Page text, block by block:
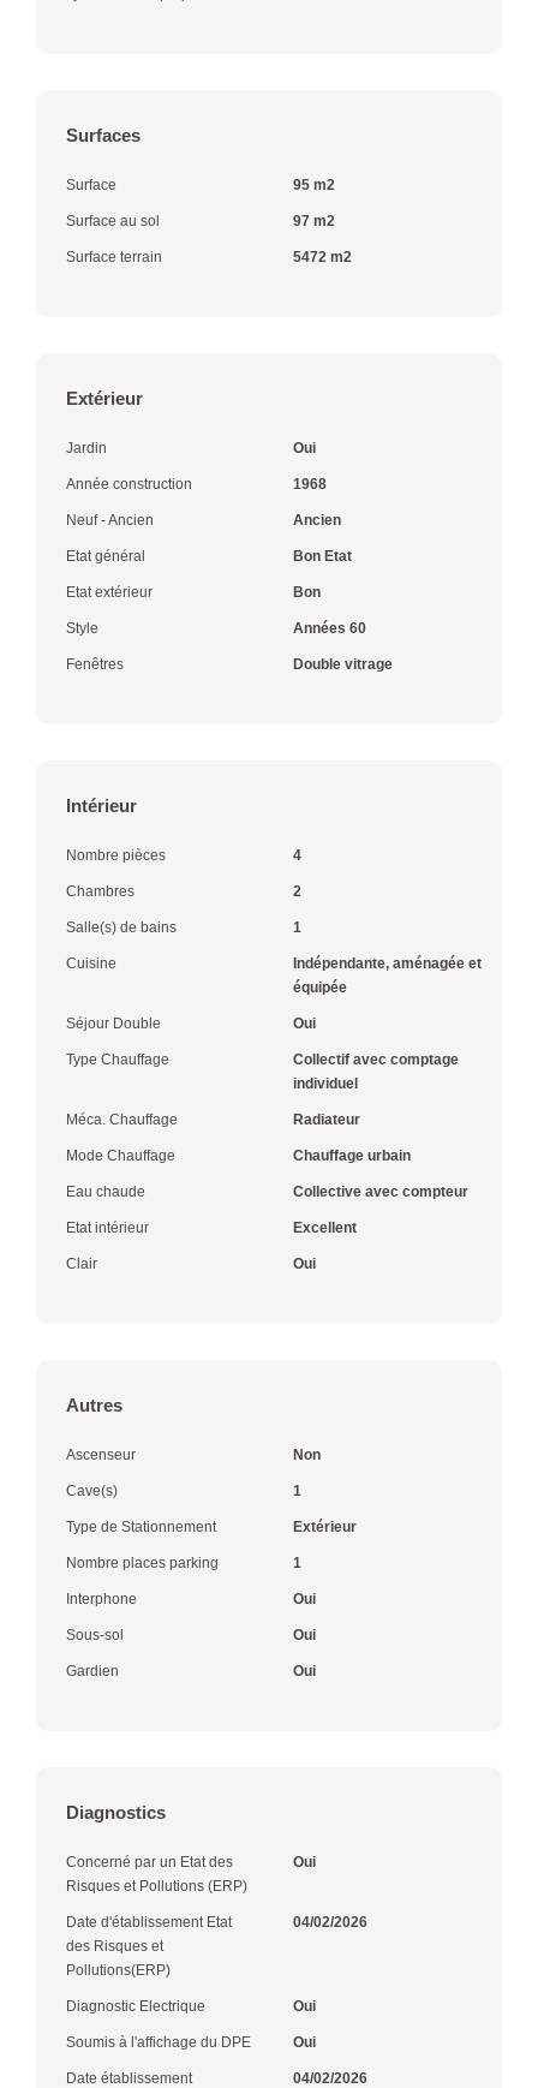
Surfaces
Surface 95 m2
Surface au sol 97 m2
Surface terrain 5472 m2
Extérieur
Jardin Oui
Année construction 1968
Neuf - Ancien Ancien
Etat général Bon Etat
Etat extérieur Bon
Style Années 60
Fenêtres Double vitrage
Intérieur
Nombre pièces 4
Chambres 2
Salle(s) de bains 1
Cuisine
Indépendante, aménagée et
équipée
Séjour Double Oui
Type Chauffage
Collectif avec comptage
individuel
Méca. Chauffage Radiateur
Mode Chauffage Chauffage urbain
Eau chaude Collective avec compteur
Etat intérieur Excellent
Clair Oui
Autres
Ascenseur Non
Cave(s) 1
Type de Stationnement Extérieur
Nombre places parking 1
Interphone Oui
Sous-sol Oui
Gardien Oui
Diagnostics
Concerné par un Etat des
Risques et Pollutions (ERP)
Oui
Date d'établissement Etat
des Risques et
Pollutions(ERP)
04/02/2026
Diagnostic Electrique Oui
Soumis à l'affichage du DPE Oui
Date établissement
04/02/2026